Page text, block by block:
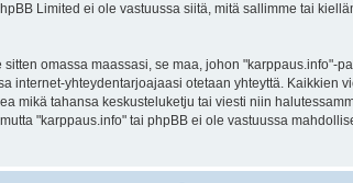
Limited ei ole vastuussa siitä, mitä sallimme tai
omassa maassasi, se maa, johon "karppaus.info"-
internet-yhteydentarjoajaasi otetaan yhteyttä. Kaikkien
mikä tahansa keskusteluketju tai viesti niin
"karppaus.info" tai phpBB ei ole vastuussa